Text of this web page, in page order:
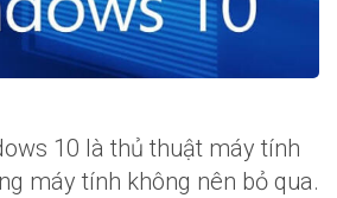
10 là thủ thuật máy tính
máy tính không nên bỏ qua.